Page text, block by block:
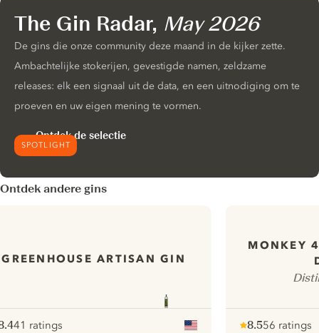
SPOTLIGHT
The Gin Radar, May 2026
De gins die onze community deze maand in de kijker zette.
Ambachtelijke stokerijen, gevestigde namen, zeldzame
releases: elk een signaal uit de data, en een uitnodiging om te
proeven en uw eigen mening te vormen.
Ontdek de selectie
Ontdek andere gins
GREENHOUSE ARTISAN GIN
41 ratings
MONKEY
8.556 ratings